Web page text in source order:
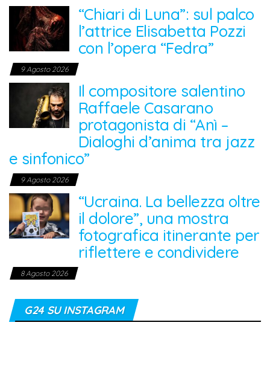
“Chiari di Luna”: sul palco
l’attrice Elisabetta Pozzi
con l’opera “Fedra”
9 Agosto 2026
Il compositore salentino
Raffaele Casarano
protagonista di “Anì –
Dialoghi d’anima tra jazz
e sinfonico”
9 Agosto 2026
“Ucraina. La bellezza oltre
il dolore”, una mostra
fotografica itinerante per
riflettere e condividere
8 Agosto 2026
G24 SU INSTAGRAM